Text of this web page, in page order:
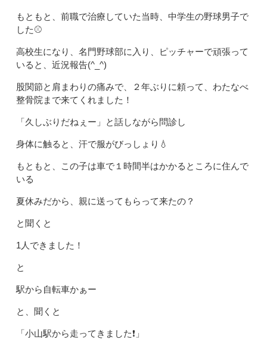
もともと、前職で治療していた当時、中学生の野球男子で
した⚾️
高校生になり、名門野球部に入り、ピッチャーで頑張って
いると、近況報告(^_^)
股関節と肩まわりの痛みで、２年ぶりに頼って、わたなべ
整骨院まで来てくれました！
「久しぶりだねぇー」と話しながら問診し
身体に触ると、汗で服がびっしょり💧
もともと、この子は車で１時間半はかかるところに住んで
いる
夏休みだから、親に送ってもらって来たの？
と聞くと
1人できました！
と
駅から自転車かぁー
と、聞くと
「小山駅から走ってきました❗️」